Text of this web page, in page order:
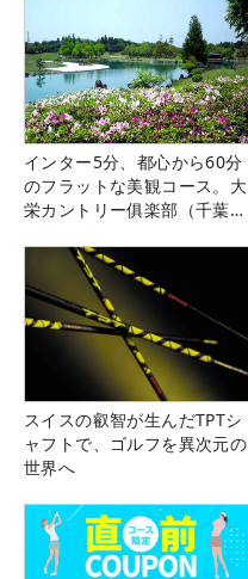
インター5分、都心から60分
のフラットな美観コース。大
栄カントリー俱楽部（千葉
スイスの叡智が生んだTPTシ
ャフトで、ゴルフを異次元の
世界へ